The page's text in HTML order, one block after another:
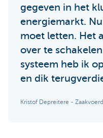
gegeven in het
energiemarkt.
moet letten. Het
over te
systeem heb ik
en dik
Kristof Depreitere -